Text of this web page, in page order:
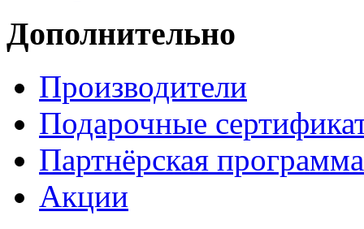
Дополнительно
Производители
Подарочные
Партнёрская программа
Акции